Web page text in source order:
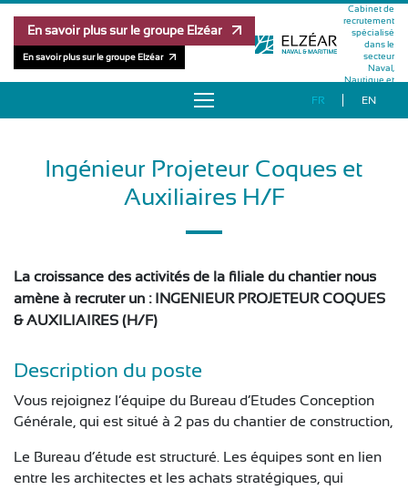
En savoir plus sur le groupe Elzéar
En savoir plus sur le groupe Elzéar
Cabinet de
recrutement
spécialisé
dans le
secteur
Naval,
Nautique et
FR EN
À PROPOS
OFFRES D’EMPLOI
MÉTHODOLOGIE
PUBLICATIONS
CONTACT
Ingénieur Projeteur Coques et
Auxiliaires H/F
La croissance des activités de la filiale du chantier nous
amène à recruter un : INGENIEUR PROJETEUR COQUES
& AUXILIAIRES (H/F)
Description du poste
Vous rejoignez l’équipe du Bureau d’Etudes Conception
Générale, qui est situé à 2 pas du chantier de construction,
Le Bureau d’étude est structuré. Les équipes sont en lien
entre les architectes et les achats stratégiques, qui